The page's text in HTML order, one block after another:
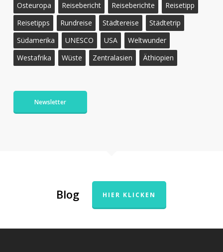
Osteuropa
Reisebericht Reiseberichte
Reisetipp
Reisetipps
Rundreise Städtereise
Städtetrip
Südamerika
UNESCO USA
Weltwunder
Westafrika
Wüste Zentralasien Äthiopien
Newsletter
Blog HIER KLICKEN